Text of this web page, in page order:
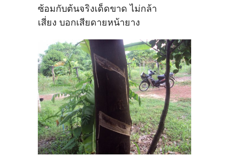
ซ้อมกับต้นจริงเด็ดขาด ไม่กล้า
เสี่ยง บอกเสียดายหน้ายาง